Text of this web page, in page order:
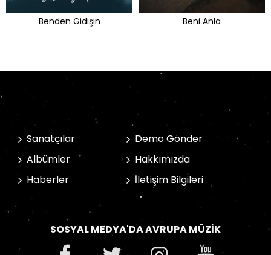
Benden Gidişin Beni Anla
Sanatçılar
Albümler
Haberler
Demo Gönder
Hakkımızda
İletişim Bilgileri
SOSYAL MEDYA'DA AVRUPA MÜZIK